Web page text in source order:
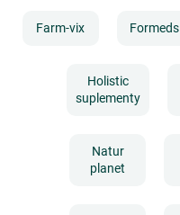
Farm-vix Formeds
Holistic
suplementy
Natur
planet